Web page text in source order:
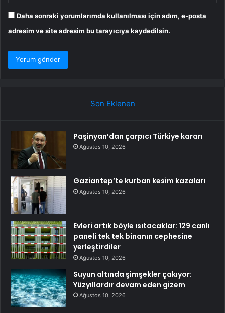
Daha sonraki yorumlarımda kullanılması için adım, e-posta
adresim ve site adresim bu tarayıcıya kaydedilsin.
Son Eklenen
Paşinyan’dan çarpıcı Türkiye kararı
Ağustos 10, 2026
Gaziantep’te kurban kesim kazaları
Ağustos 10, 2026
Evleri artık böyle ısıtacaklar: 129 canlı
paneli tek tek binanın cephesine
yerleştirdiler
Ağustos 10, 2026
Suyun altında şimşekler çakıyor:
Yüzyıllardır devam eden gizem
Ağustos 10, 2026